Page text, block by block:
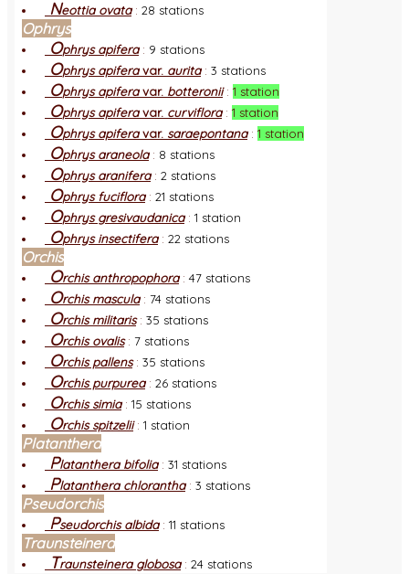
Neottia ovata: 28 stations
Ophrys
Ophrys apifera: 9 stations
Ophrys apiferavar. aurita: 3 stations
Ophrys apiferavar. botteronii: 1 station
Ophrys apiferavar. curviflora: 1 station
Ophrys apiferavar. saraepontana: 1 station
Ophrys araneola: 8 stations
Ophrys aranifera: 2 stations
Ophrys fuciflora: 21 stations
Ophrys gresivaudanica: 1 station
Ophrys insectifera: 22 stations
Orchis
Orchis anthropophora: 47 stations
Orchis mascula: 74 stations
Orchis militaris: 35 stations
Orchis ovalis: 7 stations
Orchis pallens: 35 stations
Orchis purpurea: 26 stations
Orchis simia: 15 stations
Orchis spitzelii: 1 station
Platanthera
Platanthera bifolia: 31 stations
Platanthera chlorantha: 3 stations
Pseudorchis
Pseudorchis albida: 11 stations
Traunsteinera
Traunsteinera globosa: 24 stations